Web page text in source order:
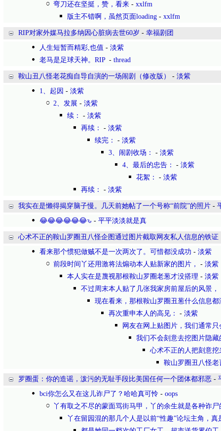
弯刀还在坚挺，赞，看来 - xxlfm
版主不错啊，虽然页面loading - xxlfm
RIP对家外媒马拉多纳因心脏病去世60岁 - 幸福剧团
人生短暂而精彩,也值 - 淡紫
老马是足球天神。RIP - thread
鞍山丑八怪老花痴自导自演的一场闹剧（修改版） - 淡紫
1、起因 - 淡紫
2、发展 - 淡紫
续：
- 淡紫
再续：
- 淡紫
续完：
- 淡紫
3、闹剧收场：
- 淡紫
4、最后的忠告：
- 淡紫
花絮：
- 淡紫
再续：
- 淡紫
我实在是懒得揭穿脑子慢。几天前她帖了一个号称“前院”的照片 -
😂😂😂😂😂😂ԅ - 平平淡淡就是真
心术不正的鞍山罗圈丑八怪企图通过图片截取网友私人信息的铁证
看来那个惯犯做贼不是一次两次了。可惜都没成功 - 淡紫
前段时间丫还用激将法煽动本人贴新家的图片，
- 淡紫
本人实在是蔑视那根鞍山罗圈老葱才没搭理 - 淡紫
不过周末本人贴了几张我家房前屋后的风景，
现在看来，那根鞍山罗圈丑葱什么信息
再次重申本人的高见：
- 淡紫
网友在网上贴图片，我们通常
我们不会刻意去挖图片隐
心术不正的人把刻意
鞍山罗圈丑八怪
罗圈蛋：你的造谣，泼污的无耻手段比美国任何一个团体都邪恶 -
bci你怎么又在这儿诈尸了？哈哈真可怜 - oops
丫有取之不尽的蒙面骂街马甲，丫的余生就是各种诈尸
丫在留园混的那几个人是以前“性趣”论坛主角，真